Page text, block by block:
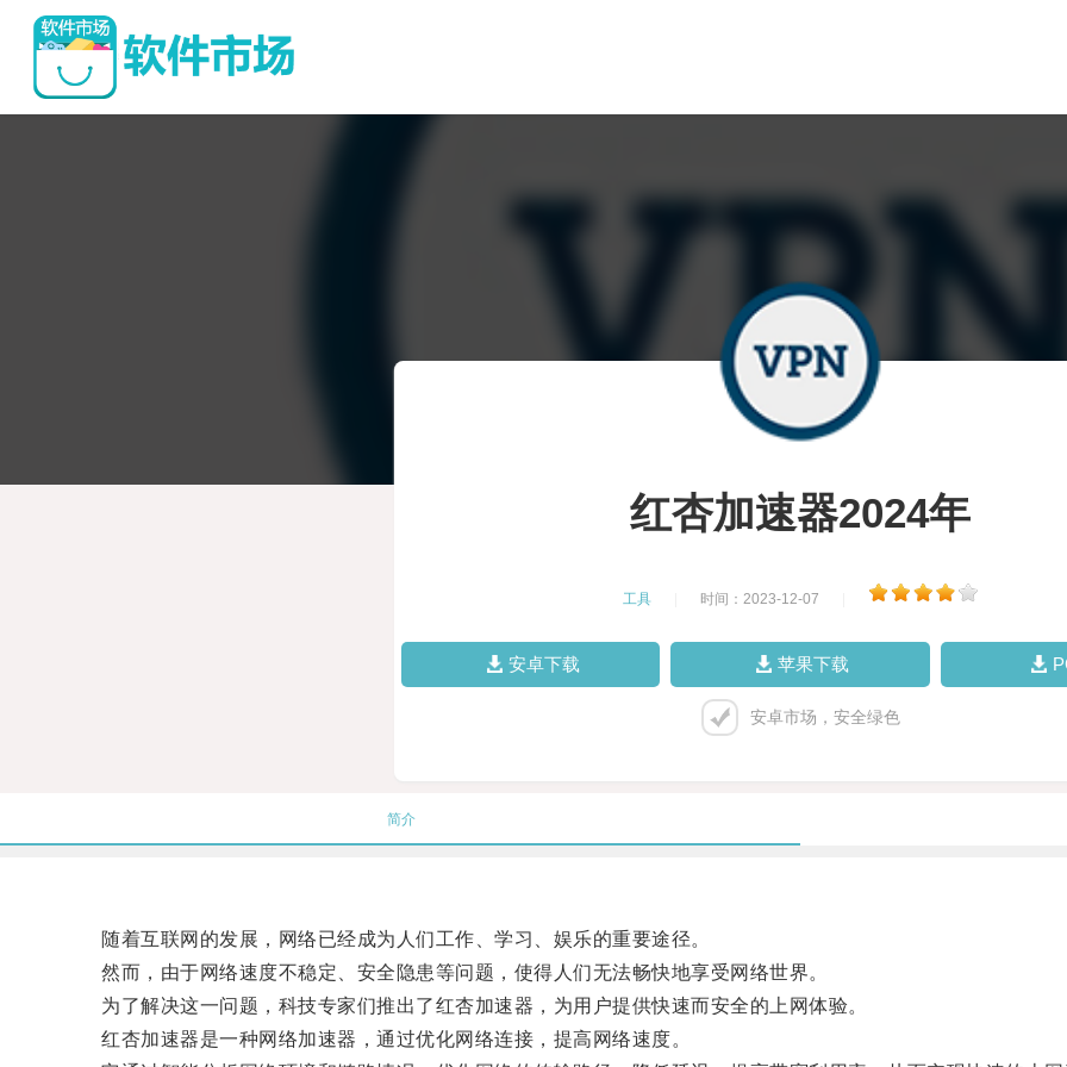
红杏加速器2024年
工具 时间：2023-12-07
安卓下载 苹果下载
安卓市场，安全绿色
简介
随着互联网的发展，网络已经成为人们工作、学习、娱乐的重要途径。
然而，由于网络速度不稳定、安全隐患等问题，使得人们无法畅快地享受网络世界。
为了解决这一问题，科技专家们推出了红杏加速器，为用户提供快速而安全的上网体验。
红杏加速器是一种网络加速器，通过优化网络连接，提高网络速度。